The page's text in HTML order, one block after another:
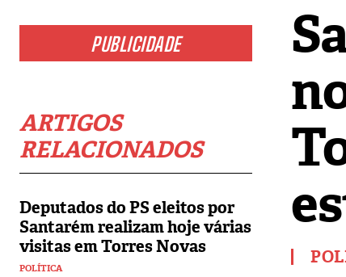
PUBLICIDADE
ARTIGOS
RELACIONADOS
Deputados do PS eleitos por
Santarém realizam hoje várias
visitas em Torres Novas
POLÍTICA